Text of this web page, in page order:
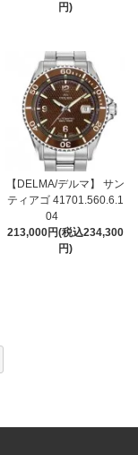
円)
【DELMA/デルマ】 サン
ティアゴ 41701.560.6.1
04
213,000円(税込234,300
円)